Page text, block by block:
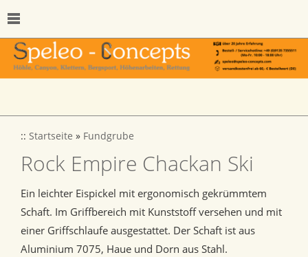
:: Startseite » Fundgrube
Rock Empire Chackan Ski
Ein leichter Eispickel mit ergonomisch gekrümmtem
Schaft. Im Griffbereich mit Kunststoff versehen und mit
einer Griffschlaufe ausgestattet. Der Schaft ist aus
Aluminium 7075, Haue und Dorn aus Stahl.